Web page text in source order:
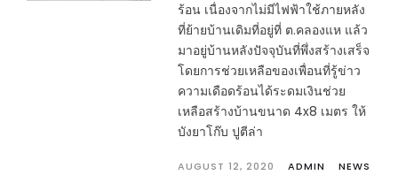
ร้อน เนื่องจากไม่มีไฟฟ้าใช้ภายหลัง
ที่ย้ายบ้านเดิมที่อยู่ที่ ต.คลองแห แล้ว
มาอยู่บ้านหลังปัจจุบันที่พึ่งสร้างเสร็จ
โดยการช่วยเหลือของเพื่อนที่รู้ข่าว
ความเดือดร้อนได้ระดมเงินช่วย
เหลือสร้างบ้านขนาด 4x8 เมตร ให้
บังยาโก๊บ ปูตีล่า
AUGUST 12, 2020 ADMIN
NEWS